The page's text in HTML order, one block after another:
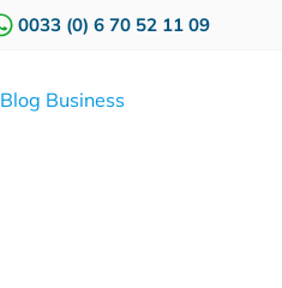
0033 (0) 6 70 52 11 09
Blog Business